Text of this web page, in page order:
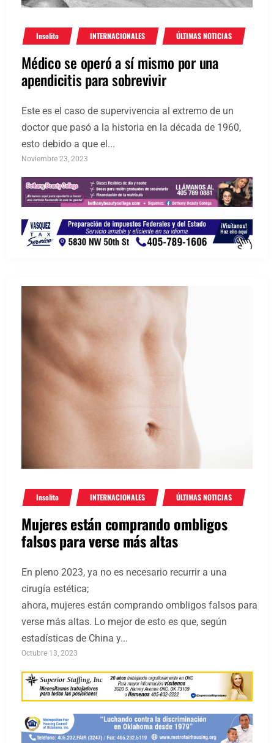
Insolito INTERNACIONALES ÚLTIMAS NOTICIAS
Médico se operó a sí mismo por una
apendicitis para sobrevivir
Este es el caso de supervivencia al extremo de un
doctor que pasó a la historia en la década de 1960,
esto debido a que el...
Noviembre 23, 2023
Insolito INTERNACIONALES ÚLTIMAS NOTICIAS
Mujeres están comprando ombligos
falsos para verse más altas
En pleno 2023, ya no es necesario recurrir a una
cirugía estética;
ahora, mujeres están comprando ombligos falsos para
verse más altas. Lo mejor de esto es que, según
estadísticas de China y...
Octubre 13, 2023